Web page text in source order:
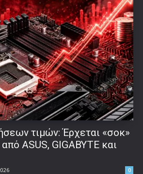
τιμών: Έρχεται «σοκ»
ASUS, GIGABYTE και
0